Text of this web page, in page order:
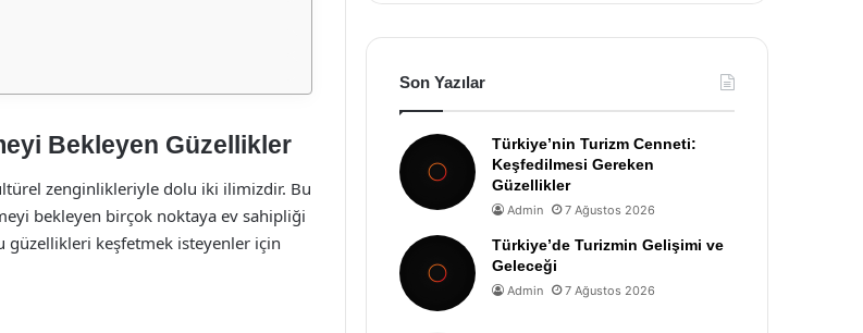
Bekleyen Güzellikler
zenginlikleriyle dolu iki ilimizdir. Bu
bekleyen birçok noktaya ev sahipliği
güzellikleri keşfetmek isteyenler için
Son Yazılar
Türkiye’nin Turizm Cenneti:
Keşfedilmesi Gereken
Güzellikler
Admin 7 Ağustos 2026
Türkiye’de Turizmin Gelişimi ve
Geleceği
Admin 7 Ağustos 2026